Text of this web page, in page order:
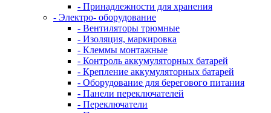
- Принадлежности для хранения
- Электро- оборудование
- Вентиляторы трюмные
- Изоляция, маркировка
- Клеммы монтажные
- Контроль аккумуляторных батарей
- Крепление аккумуляторных батарей
- Оборудование для берегового питания
- Панели переключателей
- Переключатели